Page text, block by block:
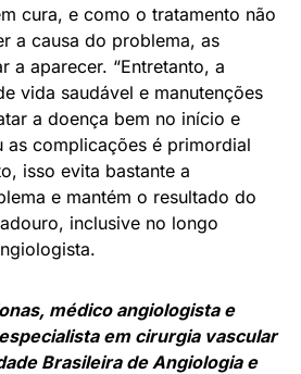
cura, e como o tratamento não
a causa do problema, as
a aparecer. “Entretanto, a
vida saudável e manutenções
a doença bem no início e
as complicações é primordial
isso evita bastante a
e mantém o resultado do
inclusive no longo
médico angiologista e
em cirurgia vascular
Brasileira de Angiologia e